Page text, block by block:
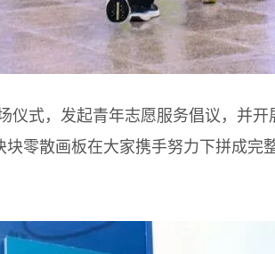
式，发起青年志愿服务倡议，并开
零散画板在大家携手努力下拼成完